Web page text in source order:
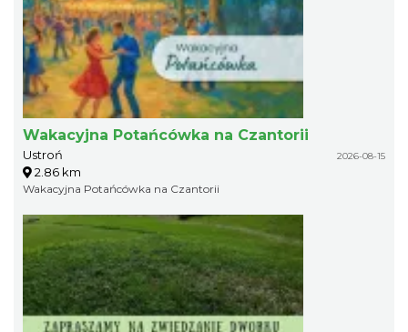
Wakacyjna Potańcówka na Czantorii
Ustroń 2026-08-15
2.86 km
Wakacyjna Potańcówka na Czantorii